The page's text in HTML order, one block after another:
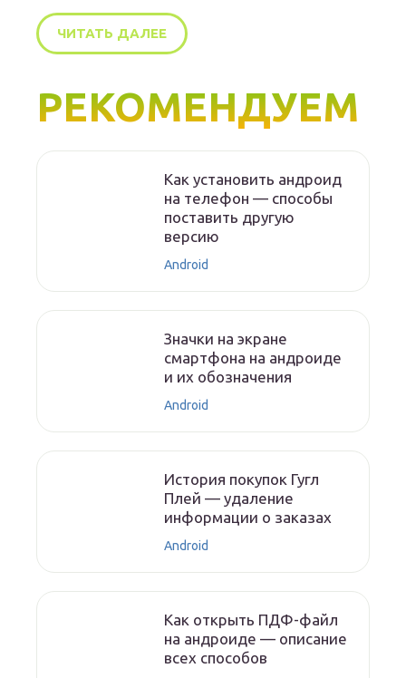
ЧИТАТЬ ДАЛЕЕ
РЕКОМЕНДУЕМ
Как установить андроид
на телефон — способы
поставить другую
версию
Android
Значки на экране
смартфона на андроиде
и их обозначения
Android
История покупок Гугл
Плей — удаление
информации о заказах
Android
Как открыть ПДФ-файл
на андроиде — описание
всех способов